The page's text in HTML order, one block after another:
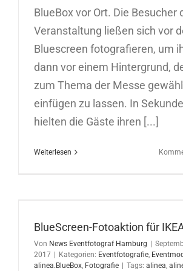
BlueBox vor Ort. Die Besucher
Veranstaltung ließen sich vor
Bluescreen fotografieren, um
dann vor einem Hintergrund,
zum Thema der Messe
einfügen zu lassen. In
hielten die Gäste ihren [...]
Weiterlesen
BlueScreen-Fotoaktion für
Von News Eventfotograf Hamburg
2017
Kategorien: Eventfotografie,
alinea.BlueBox, Fotografie Tags: alinea,